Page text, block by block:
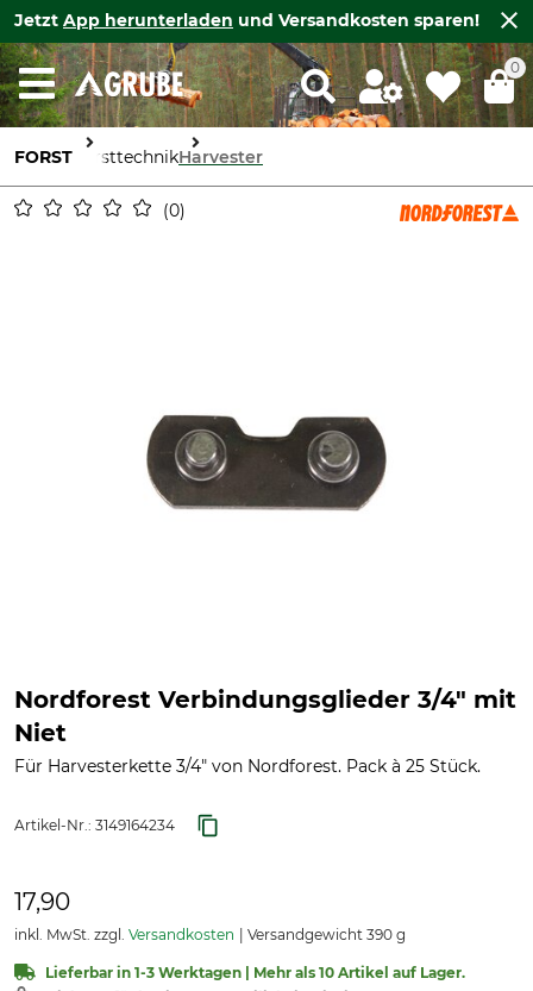
Jetzt App herunterladen und Versandkosten sparen!
0
FORST ForsttechnikHarvester
0
Nordforest Verbindungsglieder 3/4" mit
Niet
Für Harvesterkette 3/4" von Nordforest. Pack à 25 Stück.
Artikel-Nr.: 3149164234
17,90
inkl. MwSt. zzgl. Versandkosten Versandgewicht 390 g
Lieferbar in 1-3 Werktagen | Mehr als 10 Artikel auf Lager.